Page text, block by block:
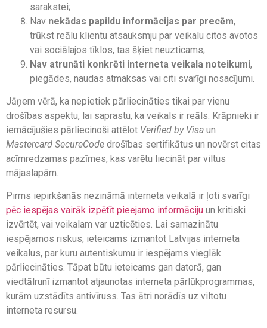
sarakstei;
Nav nekādas papildu informācijas par precēm,
trūkst reālu klientu atsauksmju par veikalu citos avotos
vai sociālajos tīklos, tas šķiet neuzticams;
Nav atrunāti konkrēti interneta veikala noteikumi,
piegādes, naudas atmaksas vai citi svarīgi nosacījumi.
Jāņem vērā, ka nepietiek pārliecināties tikai par vienu
drošības aspektu, lai saprastu, ka veikals ir reāls. Krāpnieki ir
iemācījušies pārliecinoši attēlot Verified by Visa un
Mastercard SecureCode drošības sertifikātus un novērst citas
acīmredzamas pazīmes, kas varētu liecināt par viltus
mājaslapām.
Pirms iepirkšanās nezināmā interneta veikalā ir ļoti svarīgi
pēc iespējas vairāk izpētīt pieejamo informāciju un kritiski
izvērtēt, vai veikalam var uzticēties. Lai samazinātu
iespējamos riskus, ieteicams izmantot Latvijas interneta
veikalus, par kuru autentiskumu ir iespējams vieglāk
pārliecināties. Tāpat būtu ieteicams gan datorā, gan
viedtālrunī izmantot atjaunotas interneta pārlūkprogrammas,
kurām uzstādīts antivīruss. Tas ātri norādīs uz viltotu
interneta resursu.